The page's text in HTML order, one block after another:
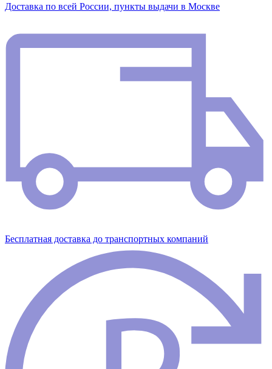
Доставка по всей России, пункты выдачи в Москве
Бесплатная доставка до транспортных компаний